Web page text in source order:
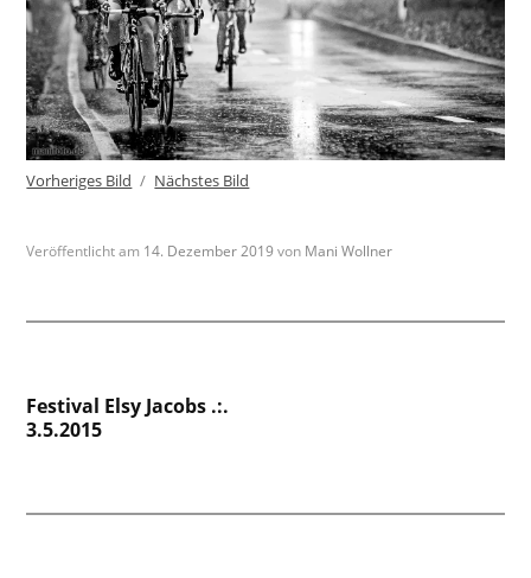
Vorheriges Bild Nächstes Bild
Veröffentlicht am 14. Dezember 2019 von Mani Wollner
Beitragsnavigation
Festival Elsy Jacobs .:.
3.5.2015